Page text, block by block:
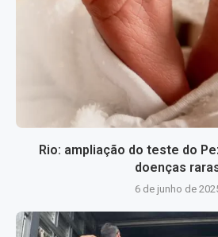
Rio: ampliação do teste do
doenças
6 de junho de